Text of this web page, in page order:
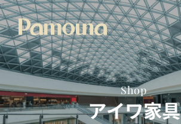
Shop
アイワ家具